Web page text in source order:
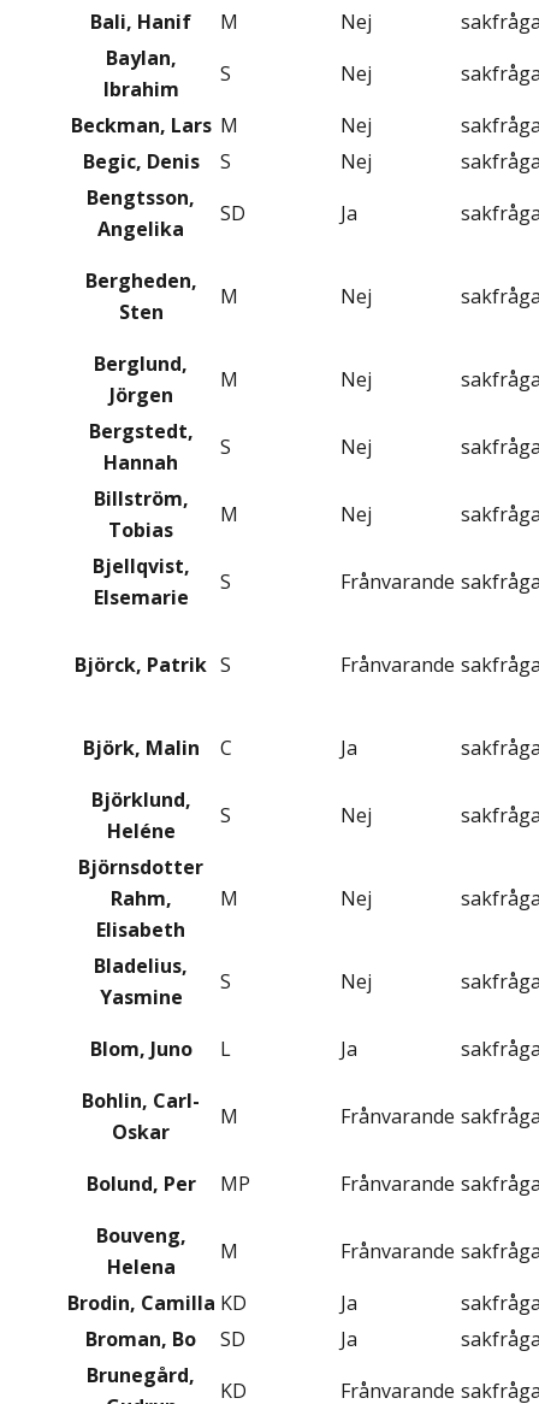
Bali, Hanif
M Nej
Baylan,
Ibrahim
S Nej
Beckman, Lars M Nej
Begic, Denis
S Nej
Bengtsson,
Angelika
SD Ja
Bergheden,
Sten
M Nej
Berglund,
Jörgen
M Nej
Bergstedt,
Hannah
S Nej
Billström,
Tobias
M Nej
Bjellqvist,
Elsemarie
S Frånvarande
Björck, Patrik S Frånvarande
Björk, Malin C Ja
Björklund,
Heléne
S Nej
Björnsdotter
Rahm,
Elisabeth
M Nej
Bladelius,
Yasmine
S Nej
Blom, Juno L Ja
Bohlin, Carl-
Oskar
M Frånvarande
Bolund, Per MP Frånvarande
Bouveng,
Helena
M Frånvarande
Brodin, Camilla KD Ja
Broman, Bo
SD Ja
Brunegård,
KD Frånvarande